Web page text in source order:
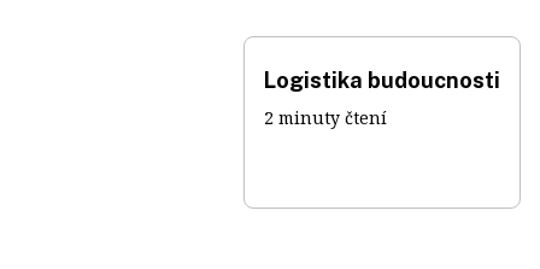
Logistika budoucnosti
2 minuty čtení